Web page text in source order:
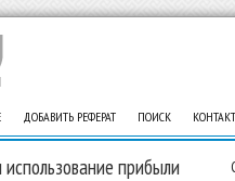
ДОБАВИТЬ РЕФЕРАТ ПОИСК
прибыли